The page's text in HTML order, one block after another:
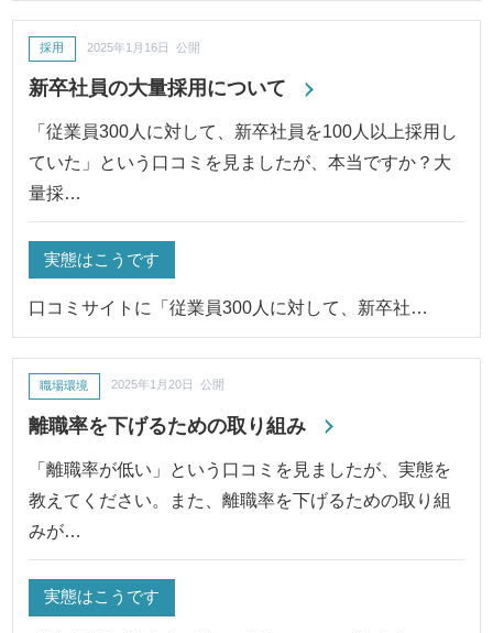
新卒社員の大量採用について
採用 2025年1月16日 公開
「従業員300人に対して、新卒社員を100人以上採用し
ていた」という口コミを見ましたが、本当ですか？大
量採…
実態はこうです
口コミサイトに「従業員300人に対して、新卒社…
離職率を下げるための取り組み
職場環境 2025年1月20日 公開
「離職率が低い」という口コミを見ましたが、実態を
教えてください。また、離職率を下げるための取り組
みが…
実態はこうです